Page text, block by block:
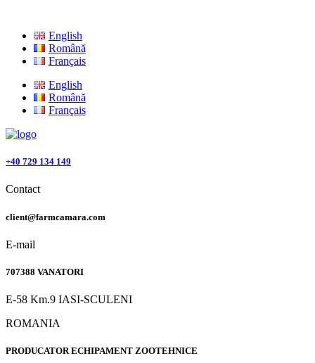
English
Română
Français
English
Română
Français
+40 729 134 149
Contact
client@farmcamara.com
E-mail
707388 VANATORI
E-58 Km.9 IASI-SCULENI
ROMANIA
PRODUCATOR ECHIPAMENT ZOOTEHNICE